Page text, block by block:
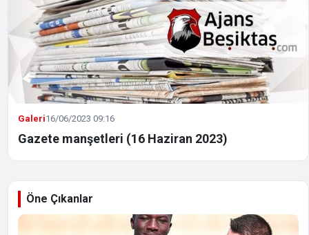
Galeri16/06/2023 09:16
Gazete manşetleri (16 Haziran 2023)
Öne Çıkanlar